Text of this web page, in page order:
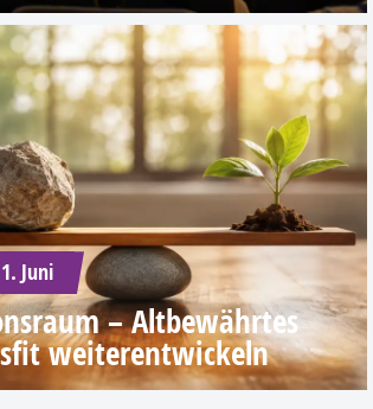
Juni
– Altbewährtes
weiterentwickeln